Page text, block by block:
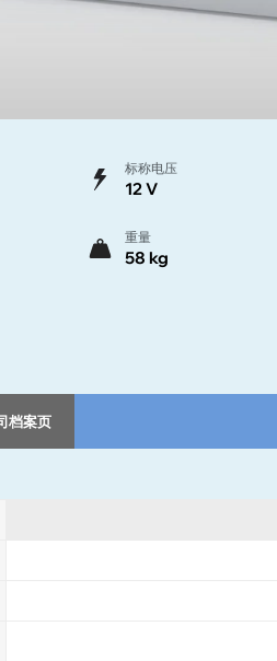
标称电压
12 V
重量
58 kg
档案页